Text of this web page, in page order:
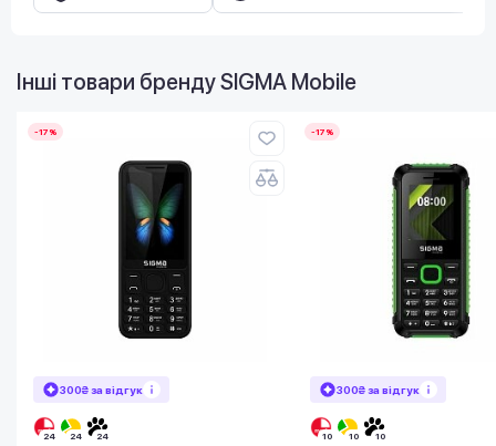
Інші товари брендуSIGMA Mobile
-17%
300₴ за відгук
-17%
300₴ за відгук